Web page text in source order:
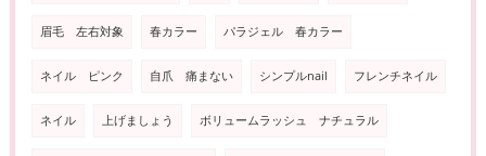
眉毛 左右対象 春カラー パラジェル 春カラー
ネイル ピンク 自爪 痛まない シンプルnail フレンチネイル
ネイル 上げましょう ボリュームラッシュ ナチュラル